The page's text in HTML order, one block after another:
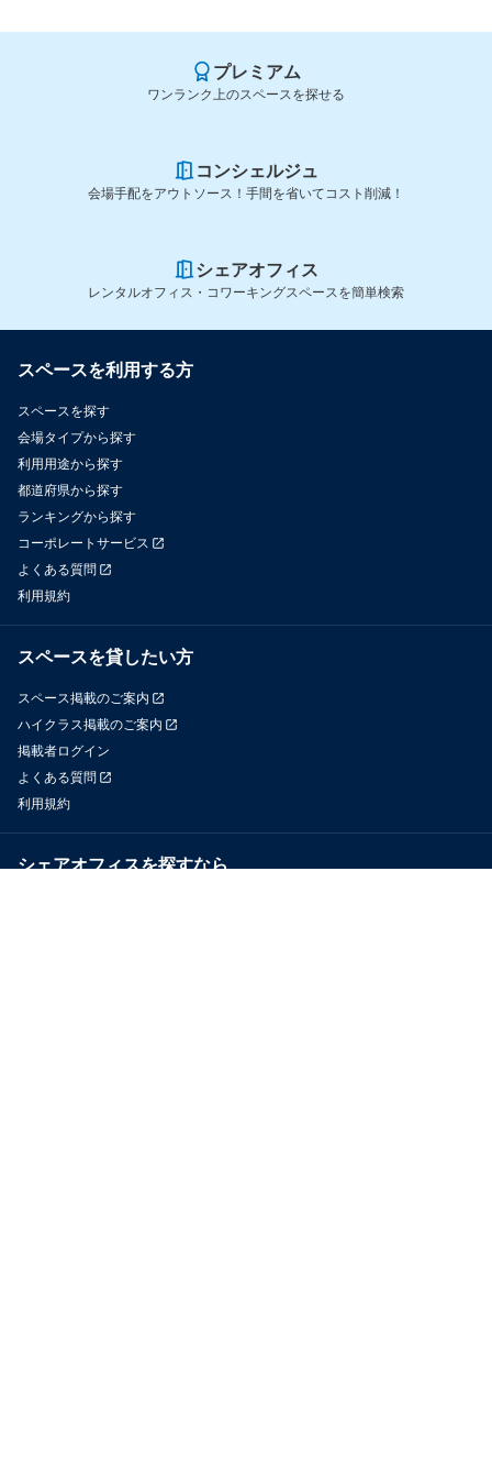
プレミアム
ワンランク上のスペースを探せる
コンシェルジュ
会場手配をアウトソース！手間を省いてコスト削減！
シェアオフィス
レンタルオフィス・コワーキングスペースを簡単検索
スペースを利用する方
スペースを探す
会場タイプから探す
利用用途から探す
都道府県から探す
ランキングから探す
コーポレートサービス
よくある質問
利用規約
スペースを貸したい方
スペース掲載のご案内
ハイクラス掲載のご案内
掲載者ログイン
よくある質問
利用規約
シェアオフィスを探すなら